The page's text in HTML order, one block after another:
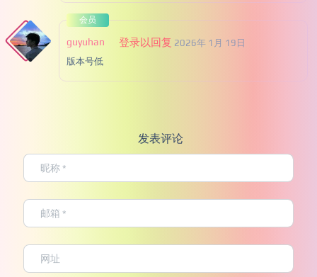
会员
登录以回复
guyuhan
2026年 1月 19日
版本号低
发表评论